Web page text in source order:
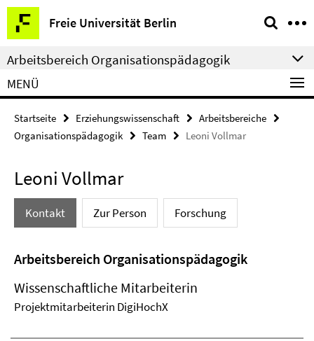
Springe
direkt
zu
Inhalt
Freie Universität Berlin
Service-
Navigation
Arbeitsbereich Organisationspädagogik
MENÜ
Startseite Erziehungswissenschaft
Arbeitsbereiche
Organisationspädagogik
Team Leoni Vollmar
Leoni Vollmar
Kontakt Zur Person Forschung
Arbeitsbereich Organisationspädagogik
Wissenschaftliche Mitarbeiterin
Projektmitarbeiterin DigiHochX